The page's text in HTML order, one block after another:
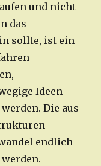
und nicht
das
sollte, ist ein
Ideen
Die aus
endlich